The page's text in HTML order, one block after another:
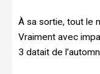
À sa sortie, tout le
Vraiment avec
3 datait de